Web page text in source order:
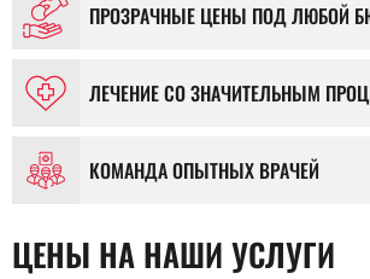
ПРОЗРАЧНЫЕ ЦЕНЫ ПОД ЛЮБОЙ
ЛЕЧЕНИЕ СО ЗНАЧИТЕЛЬНЫМ
КОМАНДА ОПЫТНЫХ ВРАЧЕЙ
ЦЕНЫ НА НАШИ УСЛУГИ